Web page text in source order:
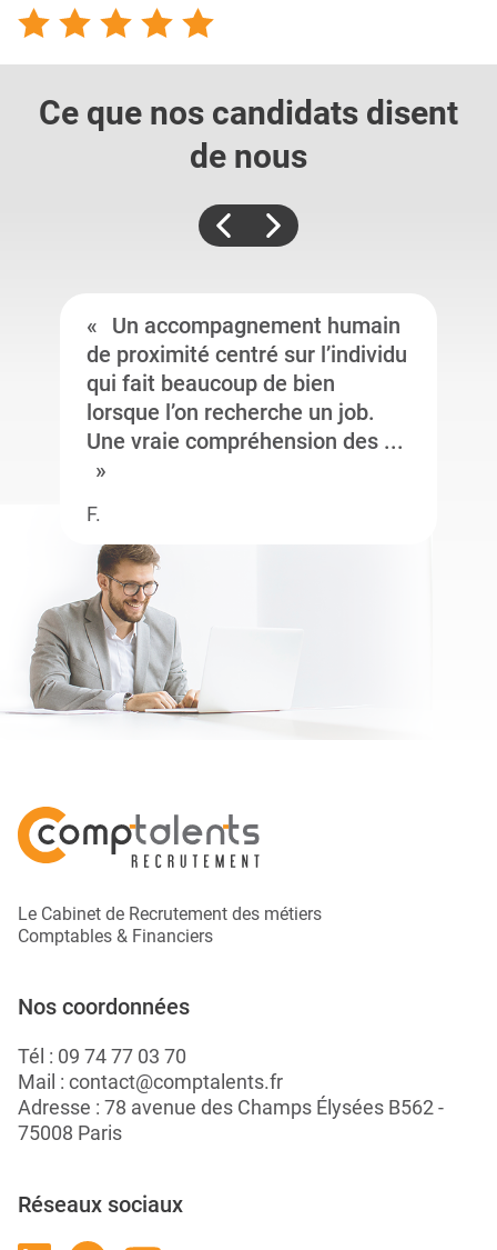
Ce que nos candidats disent
de nous
Un accompagnement humain
de proximité centré sur l’individu
qui fait beaucoup de bien
lorsque l’on recherche un job.
Une vraie compréhension des ...
F.
Le Cabinet de Recrutement des métiers
Comptables & Financiers
Nos coordonnées
Tél : 09 74 77 03 70
Mail : contact@comptalents.fr
Adresse : 78 avenue des Champs Élysées B562 -
75008 Paris
Réseaux sociaux